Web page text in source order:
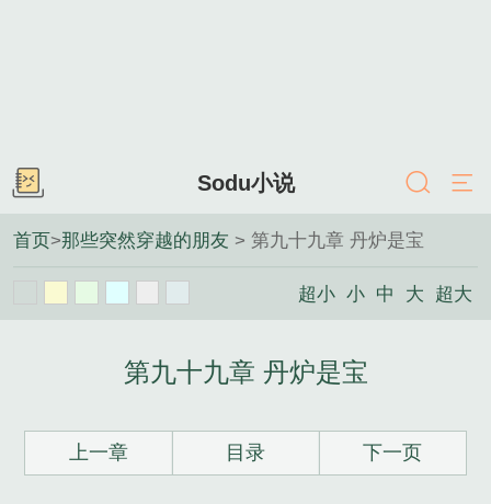
Sodu小说
首页>那些突然穿越的朋友 > 第九十九章 丹炉是宝
超小 小 中 大 超大
第九十九章 丹炉是宝
上一章 目录 下一页